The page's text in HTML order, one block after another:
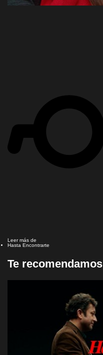
Leer más de
Hasta Encontrarte
Te recomendamos